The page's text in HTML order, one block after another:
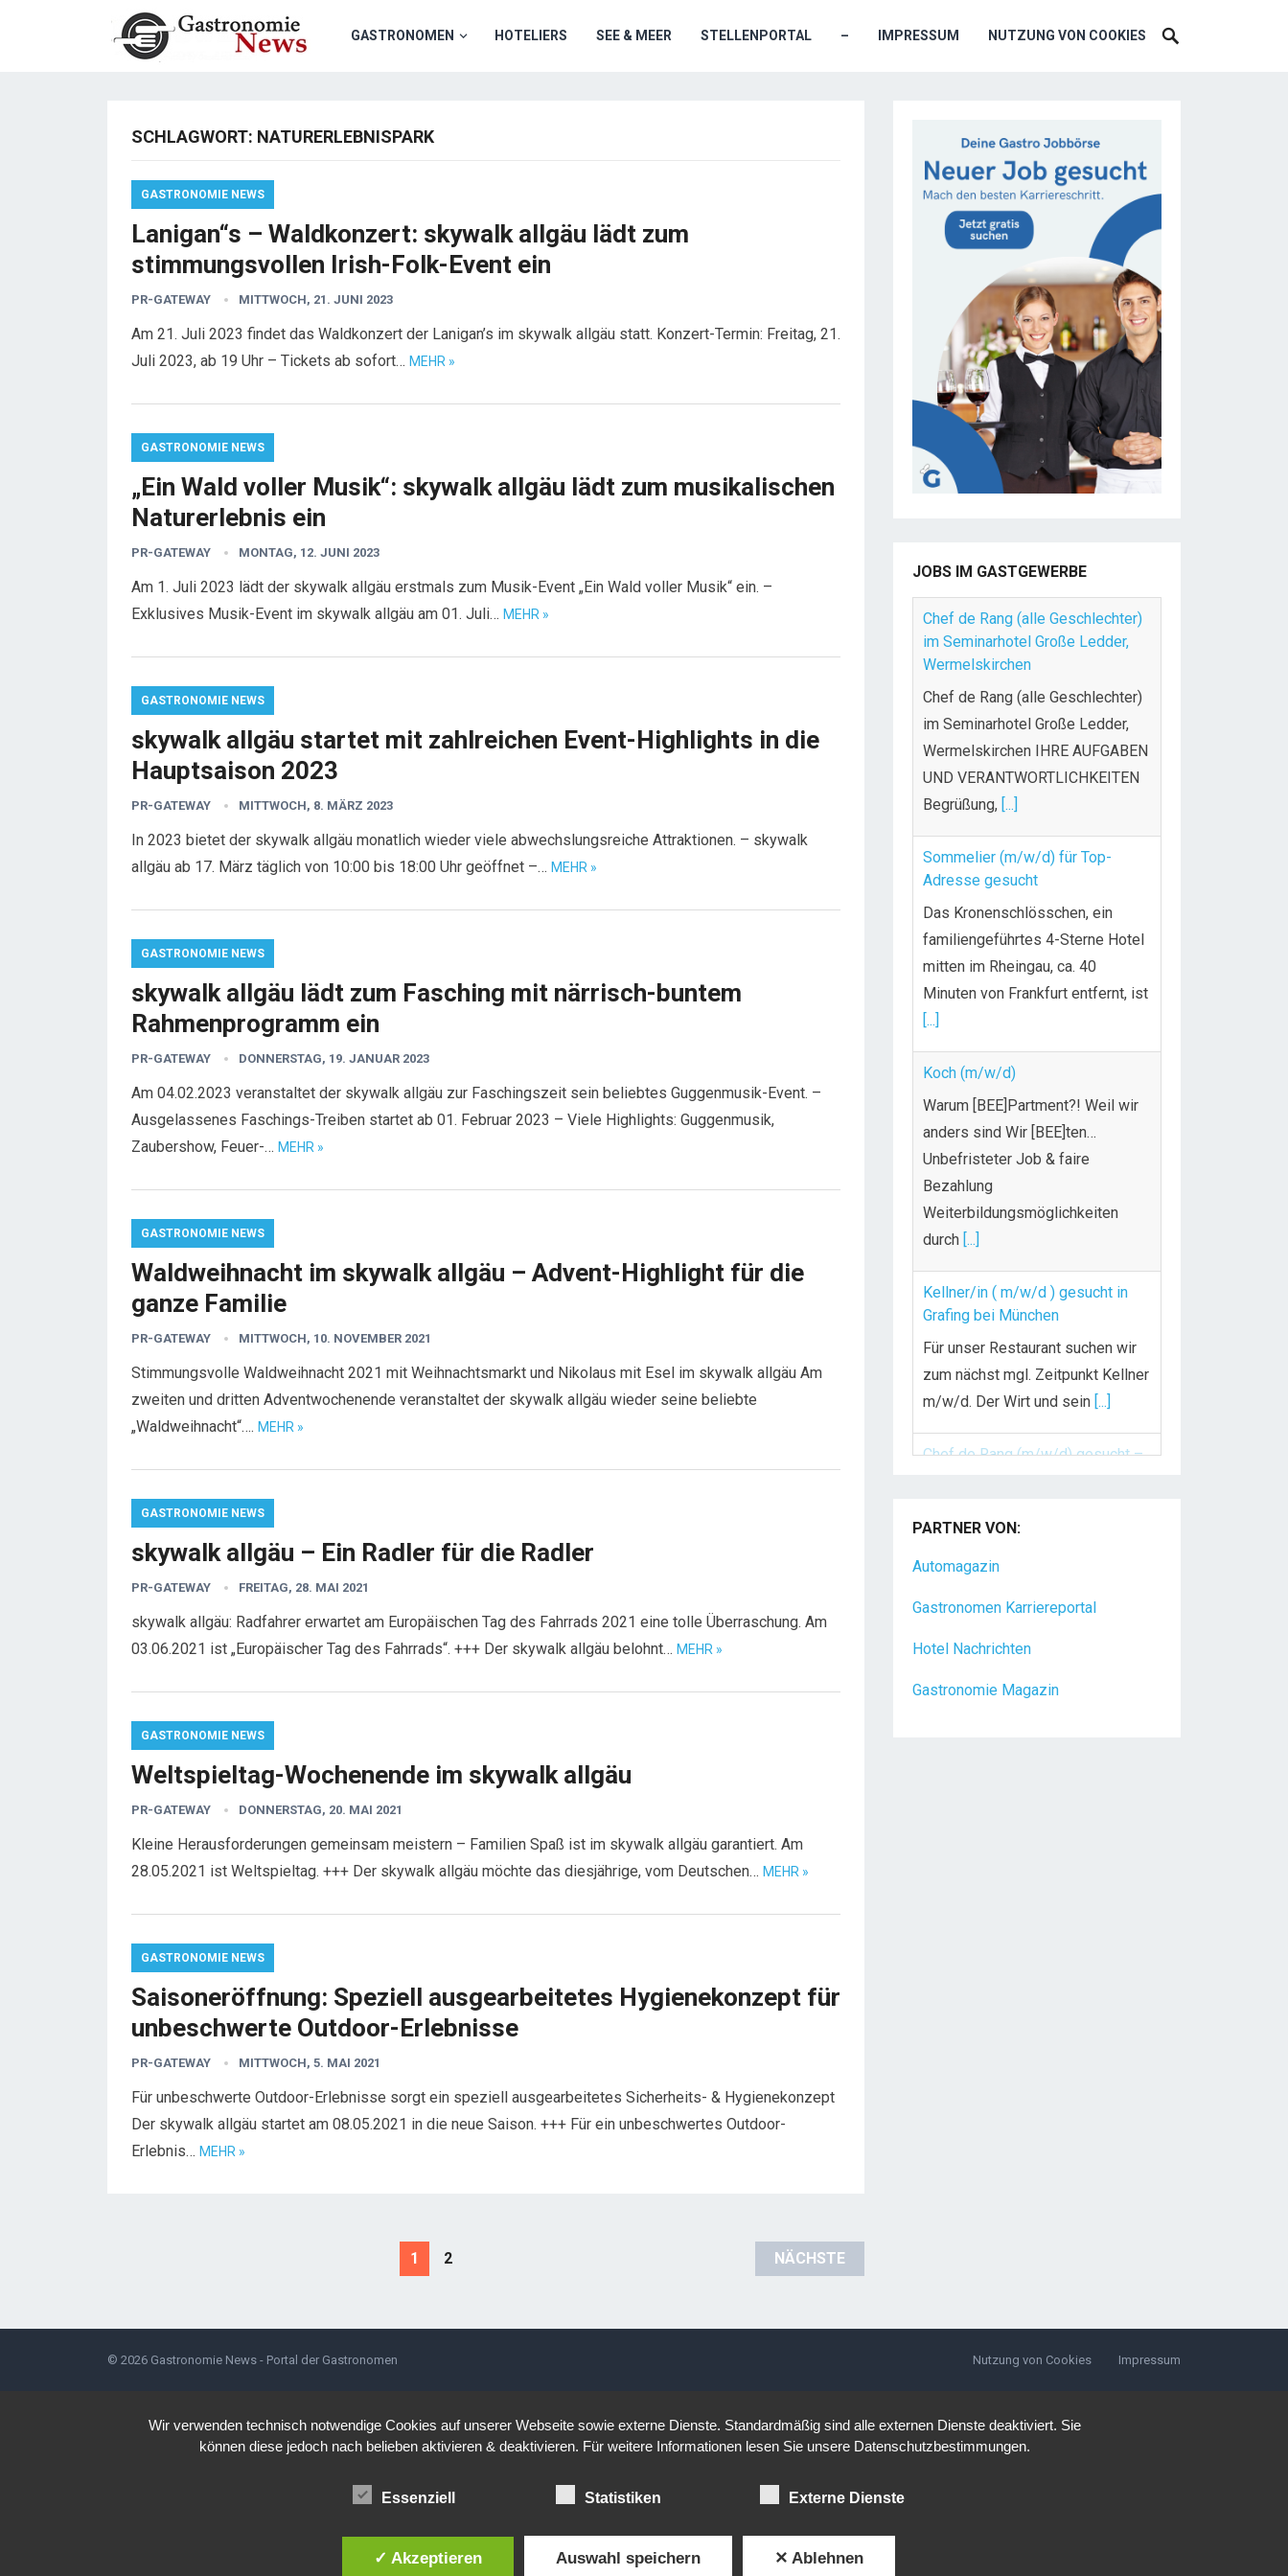
GASTRONOMEN HOTELIERS SEE & MEER STELLENPORTAL – IMPRESSUM NUTZUNG VON COOKIES
SCHLAGWORT: NATURERLEBNISPARK
GASTRONOMIE NEWS
Lanigan“s – Waldkonzert: skywalk allgäu lädt zum
stimmungsvollen Irish-Folk-Event ein
PR-GATEWAY MITTWOCH, 21. JUNI 2023
Am 21. Juli 2023 findet das Waldkonzert der Lanigan’s im skywalk allgäu statt. Konzert-Termin: Freitag, 21.
Juli 2023, ab 19 Uhr – Tickets ab sofort… MEHR »
GASTRONOMIE NEWS
„Ein Wald voller Musik“: skywalk allgäu lädt zum musikalischen
Naturerlebnis ein
PR-GATEWAY MONTAG, 12. JUNI 2023
Am 1. Juli 2023 lädt der skywalk allgäu erstmals zum Musik-Event „Ein Wald voller Musik“ ein. –
Exklusives Musik-Event im skywalk allgäu am 01. Juli… MEHR »
GASTRONOMIE NEWS
skywalk allgäu startet mit zahlreichen Event-Highlights in die
Hauptsaison 2023
PR-GATEWAY MITTWOCH, 8. MÄRZ 2023
In 2023 bietet der skywalk allgäu monatlich wieder viele abwechslungsreiche Attraktionen. – skywalk
allgäu ab 17. März täglich von 10:00 bis 18:00 Uhr geöffnet –… MEHR »
GASTRONOMIE NEWS
skywalk allgäu lädt zum Fasching mit närrisch-buntem
Rahmenprogramm ein
PR-GATEWAY DONNERSTAG, 19. JANUAR 2023
Am 04.02.2023 veranstaltet der skywalk allgäu zur Faschingszeit sein beliebtes Guggenmusik-Event. –
Ausgelassenes Faschings-Treiben startet ab 01. Februar 2023 – Viele Highlights: Guggenmusik,
Zaubershow, Feuer-… MEHR »
GASTRONOMIE NEWS
Waldweihnacht im skywalk allgäu – Advent-Highlight für die
ganze Familie
PR-GATEWAY MITTWOCH, 10. NOVEMBER 2021
Stimmungsvolle Waldweihnacht 2021 mit Weihnachtsmarkt und Nikolaus mit Esel im skywalk allgäu Am
zweiten und dritten Adventwochenende veranstaltet der skywalk allgäu wieder seine beliebte
„Waldweihnacht“…. MEHR »
GASTRONOMIE NEWS
skywalk allgäu – Ein Radler für die Radler
PR-GATEWAY FREITAG, 28. MAI 2021
skywalk allgäu: Radfahrer erwartet am Europäischen Tag des Fahrrads 2021 eine tolle Überraschung. Am
03.06.2021 ist „Europäischer Tag des Fahrrads“. +++ Der skywalk allgäu belohnt… MEHR »
GASTRONOMIE NEWS
Weltspieltag-Wochenende im skywalk allgäu
PR-GATEWAY DONNERSTAG, 20. MAI 2021
Kleine Herausforderungen gemeinsam meistern – Familien Spaß ist im skywalk allgäu garantiert. Am
28.05.2021 ist Weltspieltag. +++ Der skywalk allgäu möchte das diesjährige, vom Deutschen… MEHR »
GASTRONOMIE NEWS
Saisoneröffnung: Speziell ausgearbeitetes Hygienekonzept für
unbeschwerte Outdoor-Erlebnisse
PR-GATEWAY MITTWOCH, 5. MAI 2021
Für unbeschwerte Outdoor-Erlebnisse sorgt ein speziell ausgearbeitetes Sicherheits- & Hygienekonzept
Der skywalk allgäu startet am 08.05.2021 in die neue Saison. +++ Für ein unbeschwertes Outdoor-
Erlebnis… MEHR »
t
1 2 NÄCHSTE
JOBS IM GASTGEWERBE
Chef de Rang (alle Geschlechter)
im Seminarhotel Große Ledder,
Wermelskirchen
Chef de Rang (alle Geschlechter)
im Seminarhotel Große Ledder,
Wermelskirchen IHRE AUFGABEN
UND VERANTWORTLICHKEITEN
Begrüßung, [...]
Sommelier (m/w/d) für Top-
Adresse gesucht
Das Kronenschlösschen, ein
familiengeführtes 4-Sterne Hotel
mitten im Rheingau, ca. 40
Minuten von Frankfurt entfernt, ist
[...]
Koch (m/w/d)
Warum [BEE]Partment?! Weil wir
anders sind Wir [BEE]ten…
Unbefristeter Job & faire
Bezahlung
Weiterbildungsmöglichkeiten
durch [...]
Kellner/in ( m/w/d ) gesucht in
Grafing bei München
Für unser Restaurant suchen wir
zum nächst mgl. Zeitpunkt Kellner
m/w/d. Der Wirt und sein [...]
Chef de Rang (m/w/d) gesucht –
Urlaubsfeeling Chef de Rang
(m/w/d) Du bist Gastgeber aus
© 2026 Gastronomie News - Portal der Gastronomen Nutzung von Cookies Impressum
Wir verwenden technisch notwendige Cookies auf unserer Webseite sowie externe Dienste. Standardmäßig sind alle externen Dienste deaktiviert. Sie
können diese jedoch nach belieben aktivieren & deaktivieren. Für weitere Informationen lesen Sie unsere Datenschutzbestimmungen.
Essenziell Statistiken Externe Dienste
✓ Akzeptieren Auswahl speichern ✕ Ablehnen